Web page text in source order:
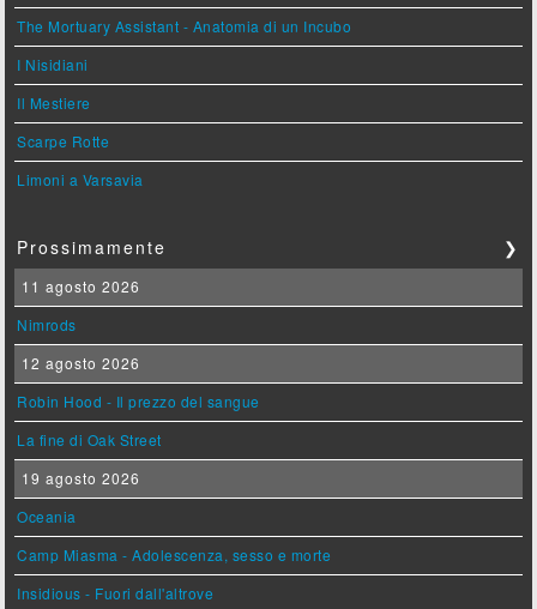
The Mortuary Assistant - Anatomia di un Incubo
I Nisidiani
Il Mestiere
Scarpe Rotte
Limoni a Varsavia
Prossimamente ❯
11 agosto 2026
Nimrods
12 agosto 2026
Robin Hood - Il prezzo del sangue
La fine di Oak Street
19 agosto 2026
Oceania
Camp Miasma - Adolescenza, sesso e morte
Insidious - Fuori dall'altrove